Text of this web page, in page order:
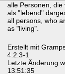
alle Personen,
als "lebend"
all persons, who
as "living".
Erstellt mit
4.2.3-1
Letzte Änderung
13:51:35